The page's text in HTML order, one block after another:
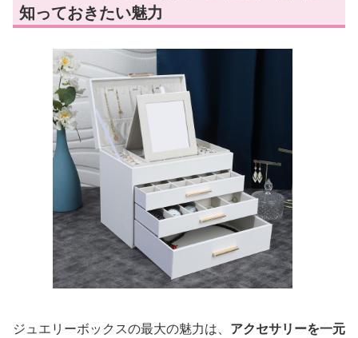
知っておきたい魅力
ジュエリーボックスの最大の魅力は、 アクセサリーを一元